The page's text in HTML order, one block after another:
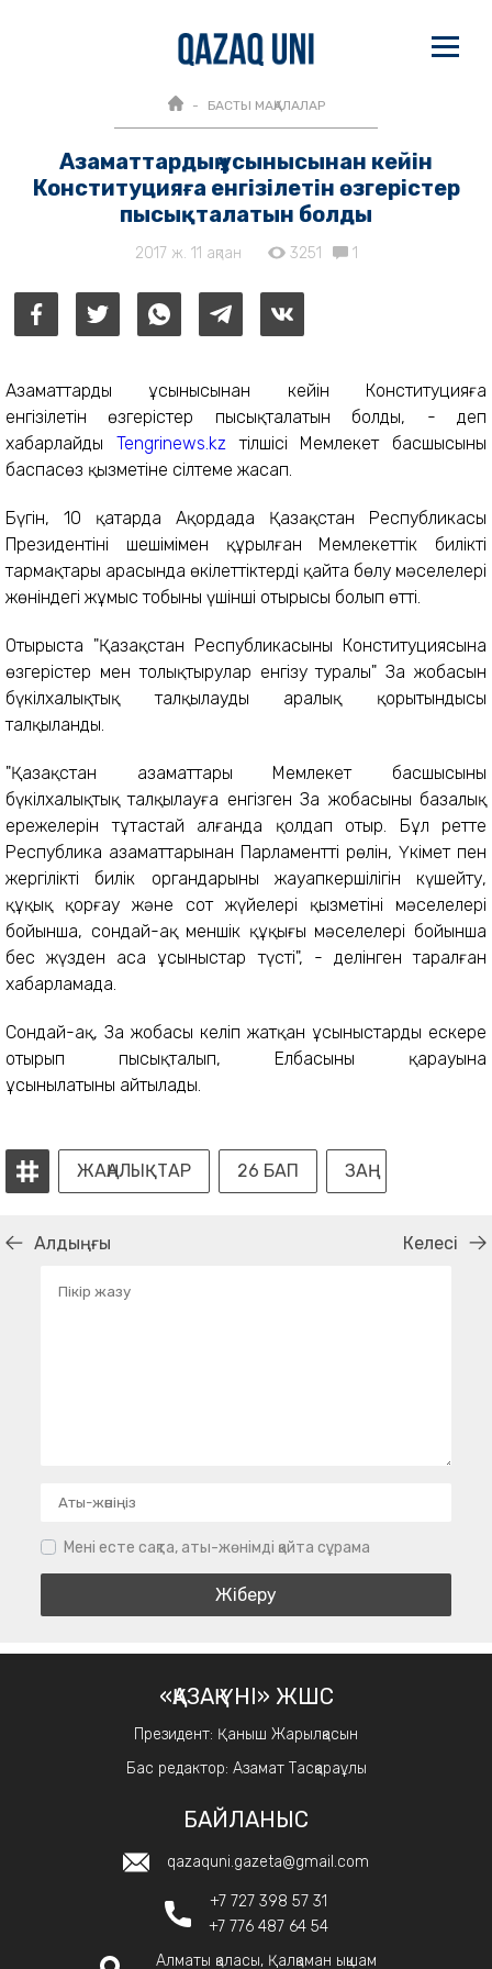
БАСТЫ МАҚАЛАЛАР
Азаматтардың ұсынысынан кейін
Конституцияға енгізілетін өзгерістер
пысықталатын болды
2017 ж. 11 ақпан 3251 1
Азаматтардың ұсынысынан кейін Конституцияға
енгізілетін өзгерістер пысықталатын болды, - деп
хабарлайды Tengrinews.kz тілшісі Мемлекет басшысының
баспасөз қызметіне сілтеме жасап.
Бүгін, 10 қаңтарда Ақордада Қазақстан Республикасы
Президентінің шешімімен құрылған Мемлекеттік биліктің
тармақтары арасында өкілеттіктерді қайта бөлу мәселелері
жөніндегі жұмыс тобының үшінші отырысы болып өтті.
Отырыста "Қазақстан Республикасының Конституциясына
өзгерістер мен толықтырулар енгізу туралы" Заң жобасын
бүкілхалықтық талқылаудың аралық қорытындысы
талқыланды.
"Қазақстан азаматтары Мемлекет басшысының
бүкілхалықтық талқылауға енгізген Заң жобасының базалық
ережелерін тұтастай алғанда қолдап отыр. Бұл ретте
Республика азаматтарынан Парламенттің рөлін, Үкімет пен
жергілікті билік органдарының жауапкершілігін күшейту,
құқық қорғау және сот жүйелері қызметінің мәселелері
бойынша, сондай-ақ меншік құқығы мәселелері бойынша
бес жүзден аса ұсыныстар түсті", - делінген таралған
хабарламада.
Сондай-ақ, Заң жобасы келіп жатқан ұсыныстарды ескере
отырып пысықталып, Елбасының қарауына
ұсынылатыны айтылады.
ЖАҢАЛЫҚТАР 26 БАП ЗАҢ
Алдыңғы Келесі
Мені есте сақта, аты-жөнімді қайта сұрама
«ҚАЗАҚ ҮНІ» ЖШС
Президент: Қаныш Жарылқасын
Бас редактор: Азамат Тасқараұлы
БАЙЛАНЫС
qazaquni.gazeta@gmail.com
+7 727 398 57 31
+7 776 487 64 54
Алматы қаласы, Қалқаман ықшам